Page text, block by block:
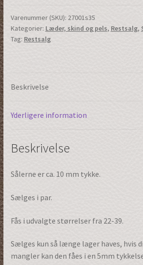
10mm
tyk
|
(27001s35)
Varenummer (SKU): 27001s35
Kategorier: Læder, skind og pels, Restsalg,
Tag: Restsalg
Beskrivelse
Yderligere information
Beskrivelse
Sålerne er ca. 10 mm tykke.
Sælges i par.
Fås i udvalgte størrelser fra 22-39.
Sælges kun så længe lager haves, hvis
mangler kan den fåes i en 5mm